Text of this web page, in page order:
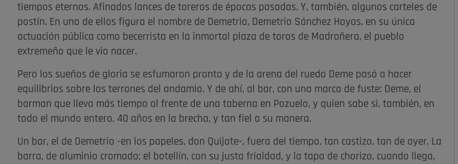
tiempos eternos. Afinados lances de toreros de épocas pasadas. Y, también, algunos carteles de
postín. En uno de ellos figura el nombre de Demetrio, Demetrio Sánchez Hoyas, en su única
actuación pública como becerrista en la inmortal plaza de toros de Madroñera, el pueblo
extremeño que le vio nacer.
Pero los sueños de gloria se esfumaron pronto y de la arena del ruedo Deme pasó a hacer
equilibrios sobre los terrones del andamio. Y de ahí, al bar, con una marca de fuste: Deme, el
barman que lleva más tiempo al frente de una taberna en Pozuelo, y quien sabe si, también, en
todo el mundo entero. 40 años en la brecha, y tan fiel a su manera.
Un bar, el de Demetrio -en los papeles, don Quijote-, fuera del tiempo, tan castizo, tan de ayer. La
barra, de aluminio cromado; el botellín, con su justa frialdad, y la tapa de chorizo, cuando llega,